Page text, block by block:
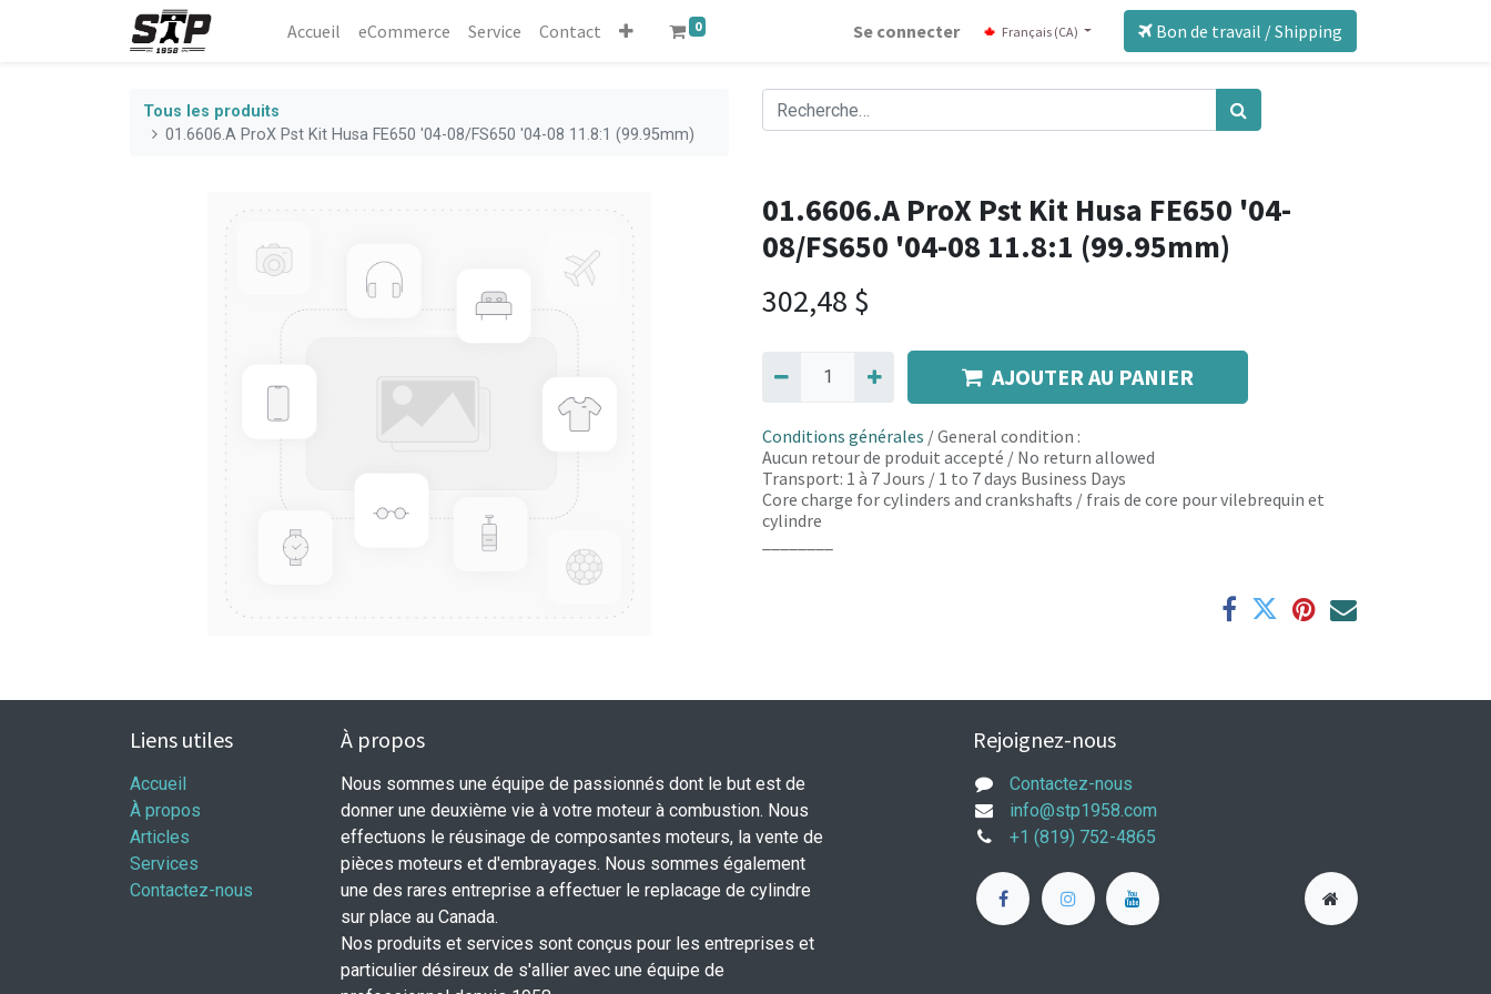
Accueil eCommerce​ Service Contact 0 Se connecter Français (CA) Bon de travail / Shipping
Tous les produits
01.6606.A ProX Pst Kit Husa FE650 '04-08/FS650 '04-08 11.8:1 (99.95mm)
01.6606.A ProX Pst Kit Husa FE650 '04-
08/FS650 '04-08 11.8:1 (99.95mm)
302,48 $
AJOUTER AU PANIER
Conditions générales / General condition :
Aucun retour de produit accepté / No return allowed
Transport: 1 à 7 Jours / 1 to 7 days Business Days
Core charge for cylinders and crankshafts / frais de core pour vilebrequin et
cylindre
Liens utiles
Accueil
À propos
Articles
Services
Contactez-nous
À propos
Nous sommes une équipe de passionnés dont le but est de
donner une deuxième vie à votre moteur à combustion. Nous
effectuons le réusinage de composantes moteurs, la vente de
pièces moteurs et d'embrayages. Nous sommes également
une des rares entreprise a effectuer le replacage de cylindre
sur place au Canada.
Nos produits et services sont conçus pour les entreprises et
particulier désireux de s'allier avec une équipe de
Rejoignez-nous
Contactez-nous
info@stp1958.com
+1 (819) 752-4865